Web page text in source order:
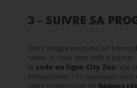
3 - SUIVRE SA
Votre progression est un bon
savoir si vous êtes prêt à passer
le code en ligne City Zen, vos
enregistrées ! En quelques clics
votre progression de bonnes